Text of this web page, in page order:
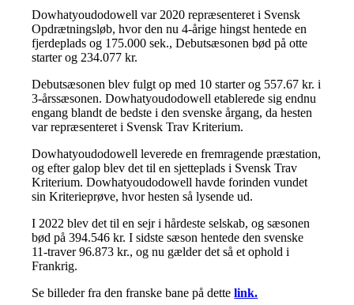
Dowhatyoudodowell var 2020 repræsenteret i Svensk
Opdrætningsløb, hvor den nu 4-årige hingst hentede en
fjerdeplads og 175.000 sek., Debutsæsonen bød på otte
starter og 234.077 kr.
Debutsæsonen blev fulgt op med 10 starter og 557.67 kr. i
3-årssæsonen. Dowhatyoudodowell etablerede sig endnu
engang blandt de bedste i den svenske årgang, da hesten
var repræsenteret i Svensk Trav Kriterium.
Dowhatyoudodowell leverede en fremragende præstation,
og efter galop blev det til en sjetteplads i Svensk Trav
Kriterium. Dowhatyoudodowell havde forinden vundet
sin Kriterieprøve, hvor hesten så lysende ud.
I 2022 blev det til en sejr i hårdeste selskab, og sæsonen
bød på 394.546 kr. I sidste sæson hentede den svenske
11-traver 96.873 kr., og nu gælder det så et ophold i
Frankrig.
Se billeder fra den franske bane på dettelink.